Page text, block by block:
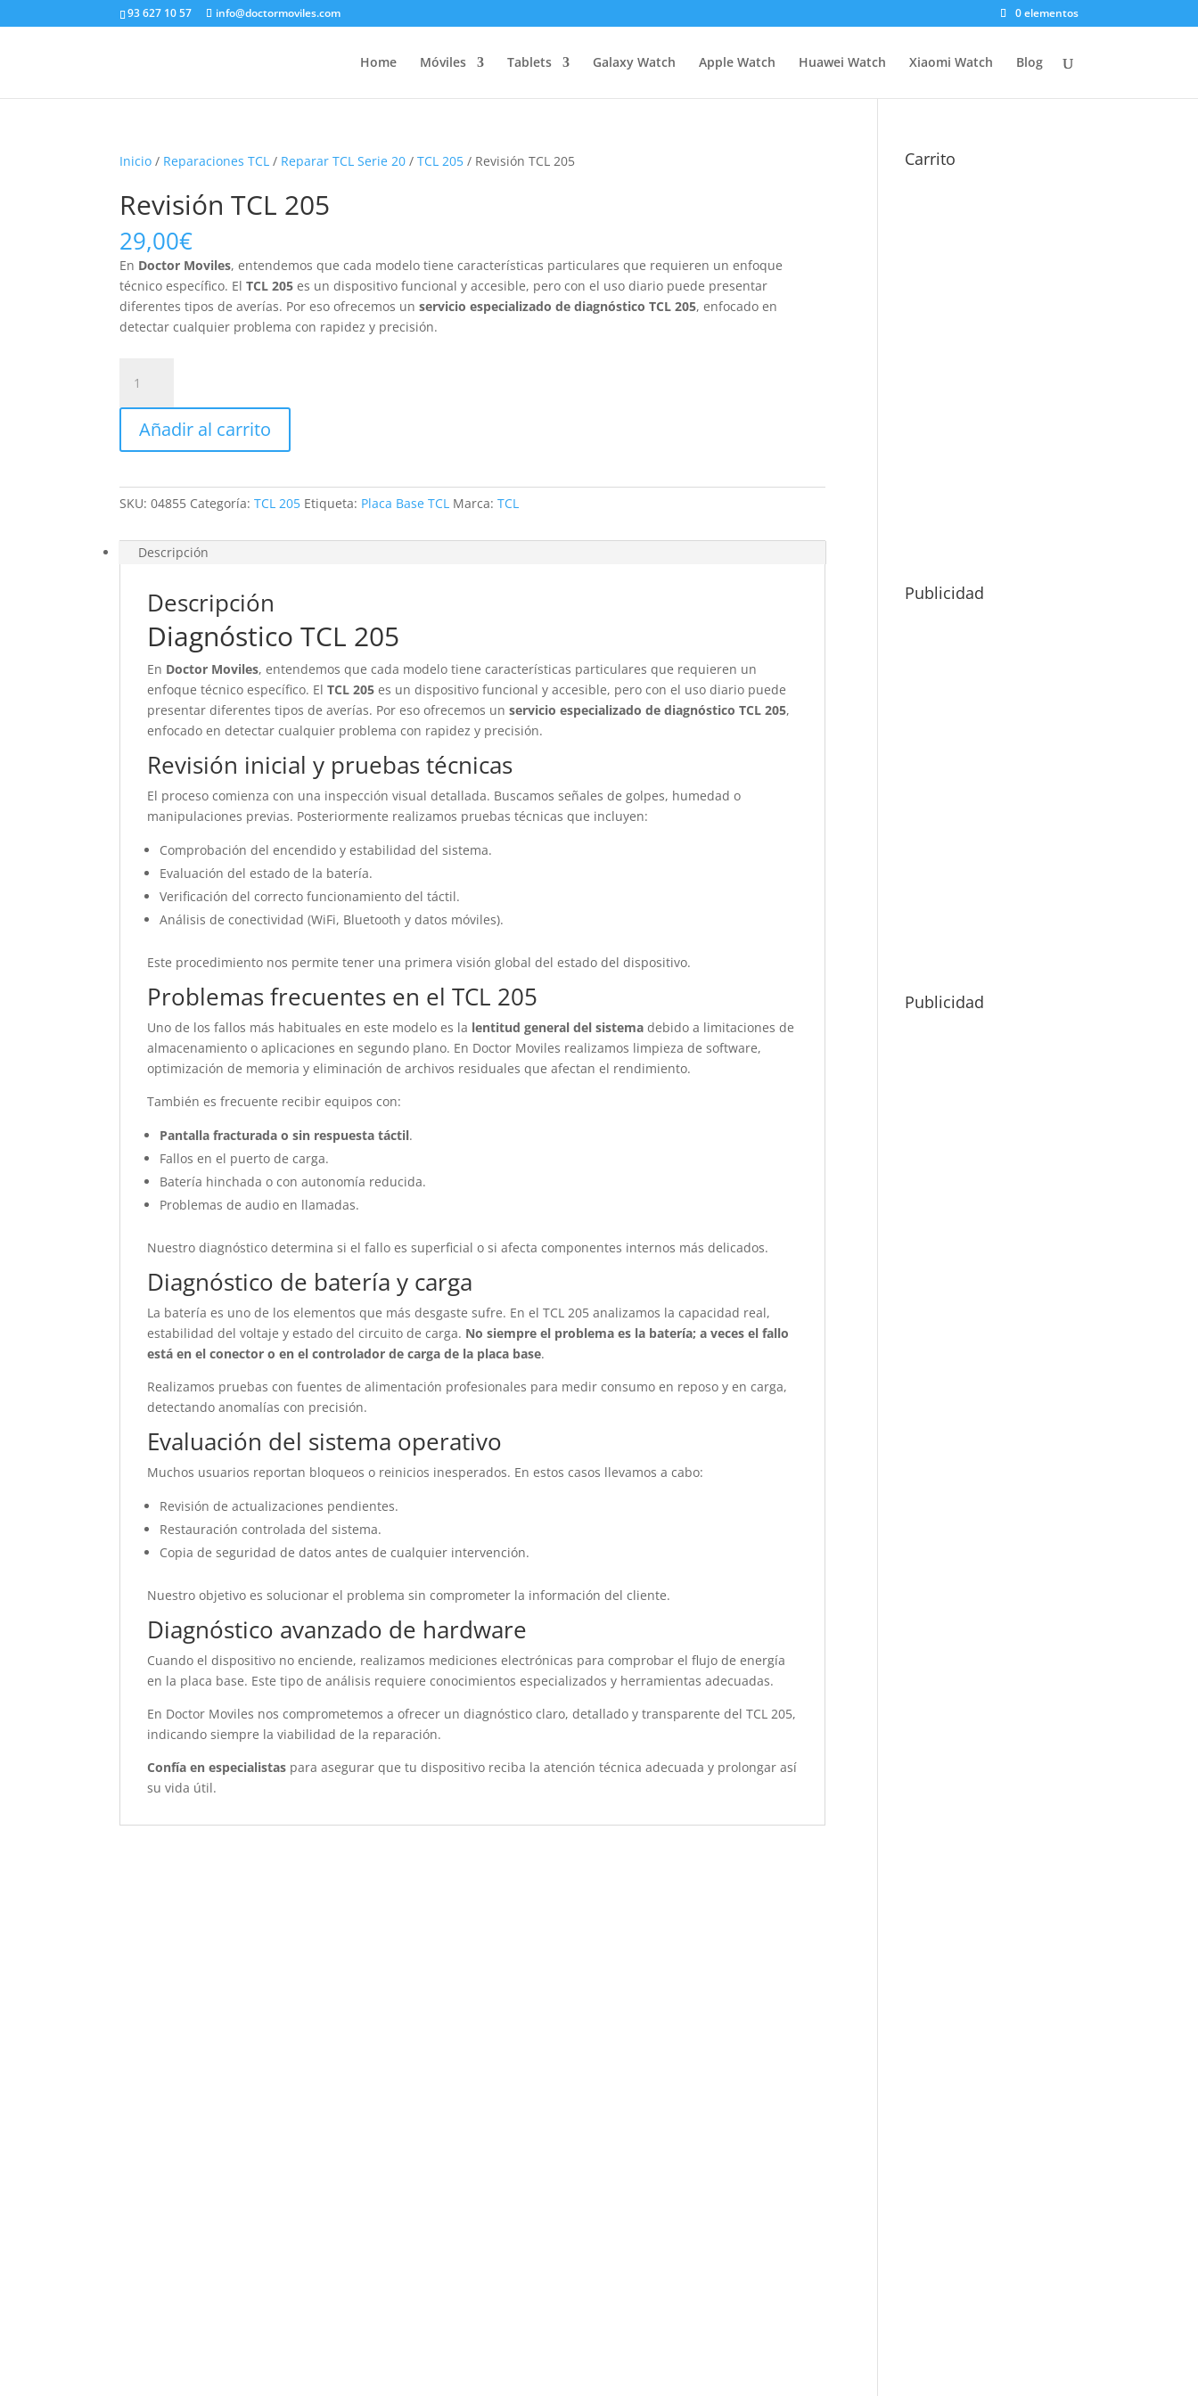
93 627 10 57 info@doctormoviles.com 0 elementos
Home Móviles Tablets Galaxy Watch Apple Watch Huawei Watch Xiaomi Watch Blog
Inicio / Reparaciones TCL / Reparar TCL Serie 20 /TCL 205 / Revisión TCL 205
Revisión TCL 205
29,00€
En Doctor Moviles, entendemos que cada modelo tiene características particulares que requieren un enfoque
técnico específico. ElTCL 205 es un dispositivo funcional y accesible, pero con el uso diario puede presentar
diferentes tipos de averías. Por eso ofrecemos unservicio especializado de diagnóstico TCL 205, enfocado en
detectar cualquier problema con rapidez y precisión.
TCL
205
cantidad
Añadir al carrito
SKU:04855 Categoría:TCL 205 Etiqueta: Placa Base TCL Marca:TCL
Descripción
Descripción
Diagnóstico TCL 205
En Doctor Moviles, entendemos que cada modelo tiene características particulares que requieren un
enfoque técnico específico. ElTCL 205 es un dispositivo funcional y accesible, pero con el uso diario puede
presentar diferentes tipos de averías. Por eso ofrecemos unservicio especializado de diagnóstico TCL 205,
enfocado en detectar cualquier problema con rapidez y precisión.
Revisión inicial y pruebas técnicas
El proceso comienza con una inspección visual detallada. Buscamos señales de golpes, humedad o
manipulaciones previas. Posteriormente realizamos pruebas técnicas que incluyen:
Comprobación del encendido y estabilidad del sistema.
Evaluación del estado de la batería.
Verificación del correcto funcionamiento del táctil.
Análisis de conectividad (WiFi, Bluetooth y datos móviles).
Este procedimiento nos permite tener una primera visión global del estado del dispositivo.
Problemas frecuentes en el TCL 205
Uno de los fallos más habituales en este modelo es la lentitud general del sistema debido a limitaciones de
almacenamiento o aplicaciones en segundo plano. En Doctor Moviles realizamos limpieza de software,
optimización de memoria y eliminación de archivos residuales que afectan el rendimiento.
También es frecuente recibir equipos con:
Pantalla fracturada o sin respuesta táctil.
Fallos en el puerto de carga.
Batería hinchada o con autonomía reducida.
Problemas de audio en llamadas.
Nuestro diagnóstico determina si el fallo es superficial o si afecta componentes internos más delicados.
Diagnóstico de batería y carga
La batería es uno de los elementos que más desgaste sufre. En el TCL 205 analizamos la capacidad real,
estabilidad del voltaje y estado del circuito de carga. No siempre el problema es la batería; a veces el fallo
está en el conector o en el controlador de carga de la placa base.
Realizamos pruebas con fuentes de alimentación profesionales para medir consumo en reposo y en carga,
detectando anomalías con precisión.
Evaluación del sistema operativo
Muchos usuarios reportan bloqueos o reinicios inesperados. En estos casos llevamos a cabo:
Revisión de actualizaciones pendientes.
Restauración controlada del sistema.
Copia de seguridad de datos antes de cualquier intervención.
Nuestro objetivo es solucionar el problema sin comprometer la información del cliente.
Diagnóstico avanzado de hardware
Cuando el dispositivo no enciende, realizamos mediciones electrónicas para comprobar el flujo de energía
en la placa base. Este tipo de análisis requiere conocimientos especializados y herramientas adecuadas.
En Doctor Moviles nos comprometemos a ofrecer un diagnóstico claro, detallado y transparente del TCL 205,
indicando siempre la viabilidad de la reparación.
Confía en especialistas para asegurar que tu dispositivo reciba la atención técnica adecuada y prolongar así
su vida útil.
Carrito
Publicidad
Publicidad